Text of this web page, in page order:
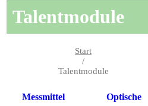
Talentmodule
Start
/
Talentmodule
Messmittel
Optische